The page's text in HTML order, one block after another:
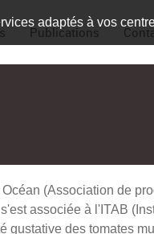
Publications
(Association de
associée à l'ITAB
gustative des tomates
adaptés à vos